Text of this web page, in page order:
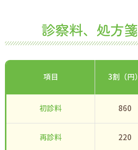
診察料、処方
項目 3割（円）
初診料 860
再診料 220